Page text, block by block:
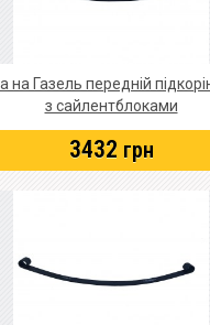
на Газель передній
з сайлентблоками
3432 грн